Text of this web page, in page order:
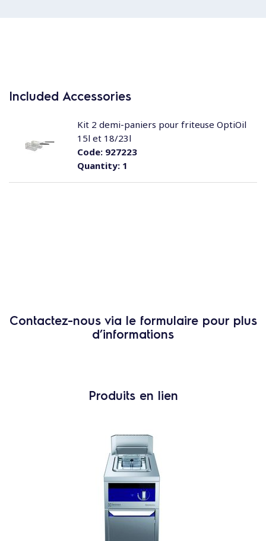
Included Accessories
Quantity:1
Code:927223
Kit 2 demi-paniers pour friteuse OptiOil
15l et 18/23l
Contactez-nous via le formulaire pour plus
d’informations
Produits en lien